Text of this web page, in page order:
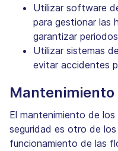
Utilizar software
para gestionar las
garantizar
Utilizar sistemas
evitar accidentes
El mantenimiento de
seguridad es otro de los
funcionamiento de las